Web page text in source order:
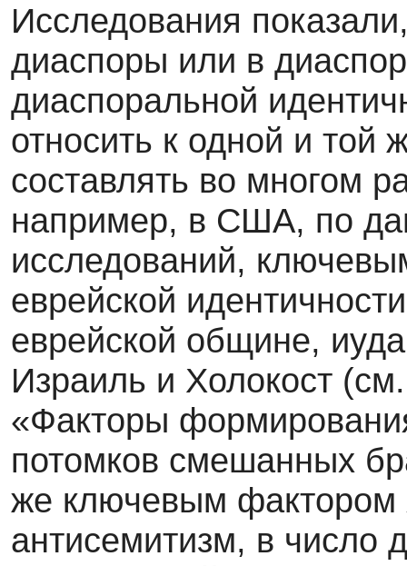
Исследования
диаспоры или в
диаспоральной
от­носить к одной и той
составлять во многом
например, в США, по
иссле­дований,
еврейской
еврейской общине,
Из­раиль и Холокост
«Факторы
потомков смешанных
же ключевым фактором
антисемитизм, в число